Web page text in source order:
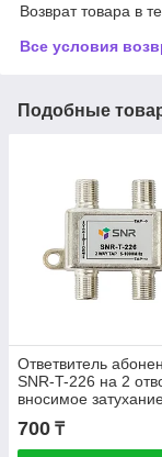
Возврат товара в
Все условия
Подобные
Ответвитель
SNR-T-226 на 2
вносимое
TAP 26dB.
700 ₸